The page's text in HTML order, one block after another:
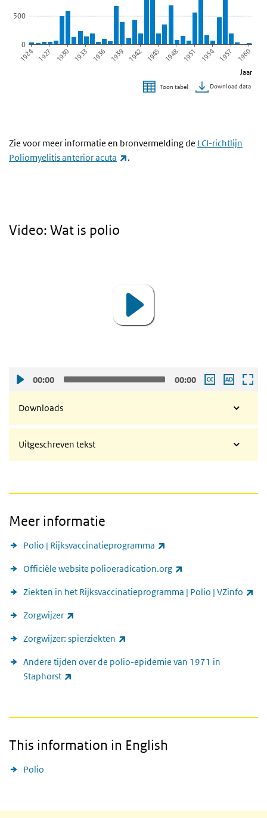
Jaar
0
500
1924 1927 1930 1933 1936 1939 1942 1945 1948 1951 1954 1957 1960
Toon tabel Download data
Zie voor meer informatie en bronvermelding de LCI-richtlijn
Poliomyelitis anterior acuta
.
Video: Wat is polio
00:00 00:00
Downloads
Uitgeschreven tekst
Meer informatie
Polio | Rijksvaccinatieprogramma
Officiële website polioeradication.org
Ziekten in het Rijksvaccinatieprogramma | Polio | VZinfo
Zorgwijzer
Zorgwijzer: spierziekten
Andere tijden over de polio-epidemie van 1971 in
Staphorst
This information in English
Polio